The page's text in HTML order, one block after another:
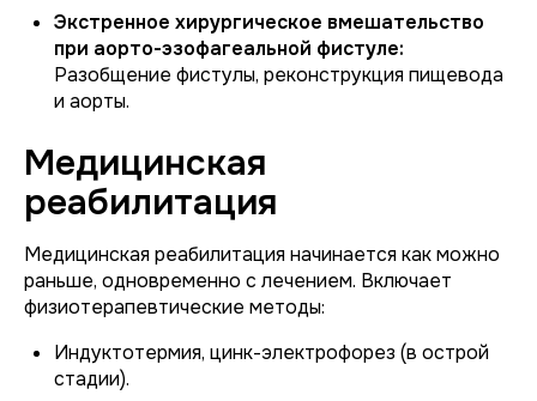
Экстренное хирургическое вмешательство
при аорто-эзофагеальной фистуле:
Разобщение фистулы, реконструкция пищевода
и аорты.
Медицинская
реабилитация
Медицинская реабилитация начинается как можно
раньше, одновременно с лечением. Включает
физиотерапевтические методы:
Индуктотермия, цинк-электрофорез (в острой
стадии).